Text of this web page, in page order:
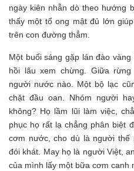
ngày kiên nhẫn dò theo hướng
thấy một tổ ong mật đủ lớn
trên con đường thẳm.
Một buổi sáng gặp lán đào
hồi lâu xem chừng. Giữa
người nước nào. Một bộ lạc
chặt đầu oan. Nhóm người
không? Họ lầm lũi làm việc,
phục họ rất lạ chẳng phân biệt
cơm nước, cho dù là người thế
đói khát. May họ là người Việt,
của mình lấy một bữa cơm canh